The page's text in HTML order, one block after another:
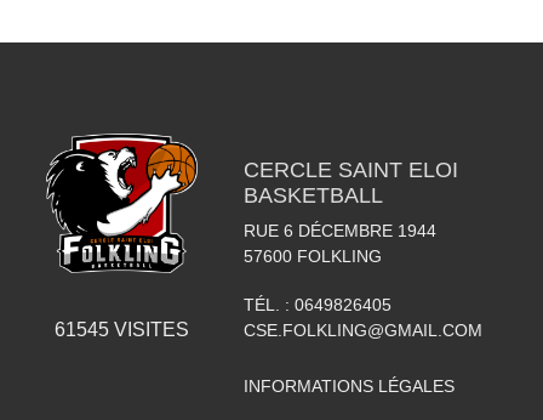
61545VISITES
CERCLE SAINT ELOI
BASKETBALL
RUE 6 DÉCEMBRE 1944
57600 FOLKLING
TÉL. : 0649826405
CSE.FOLKLING@GMAIL.COM
INFORMATIONS LÉGALES